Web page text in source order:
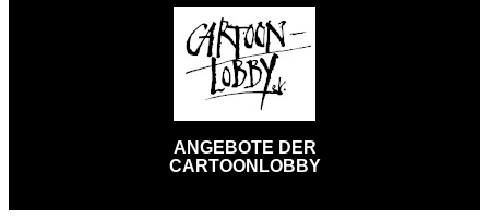
ANGEBOTE DER
CARTOONLOBBY